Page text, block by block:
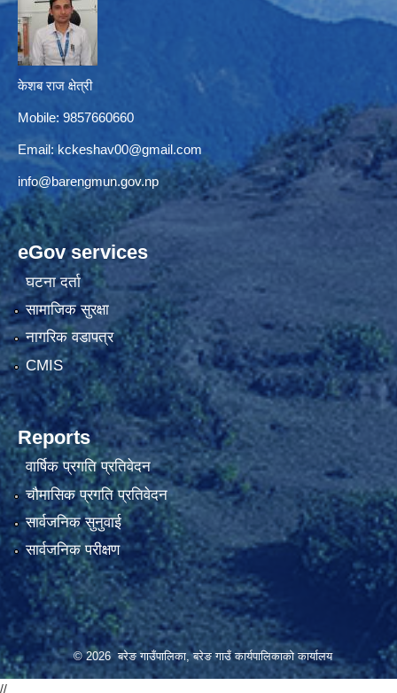
केशब राज क्षेत्री
Mobile: 9857660660
Email: kckeshav00@gmail.com
info@barengmun.gov.np
eGov services
घटना दर्ता
सामाजिक सुरक्षा
नागरिक वडापत्र
CMIS
Reports
वार्षिक प्रगति प्रतिवेदन
चौमासिक प्रगति प्रतिवेदन
सार्वजनिक सुनुवाई
सार्वजनिक परीक्षण
© 2026 बरेङ गाउँपालिका, बरेङ गाउँ कार्यपालिकाको कार्यालय
//